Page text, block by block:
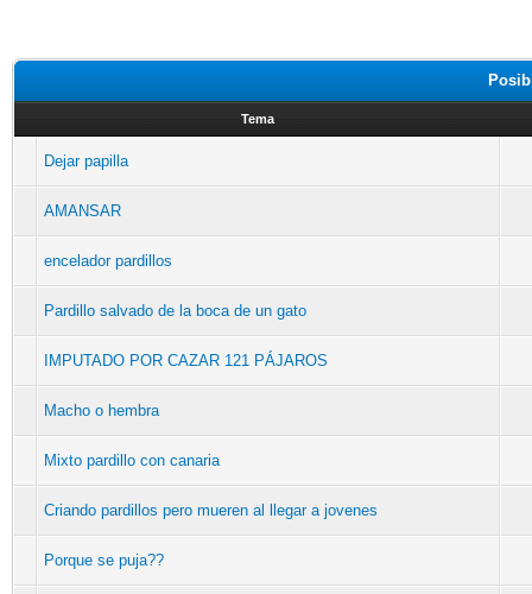
Tema
Dejar papilla
AMANSAR
encelador pardillos
Pardillo salvado de la boca de un gato
IMPUTADO POR CAZAR 121 PÁJAROS
Macho o hembra
Mixto pardillo con canaria
Criando pardillos pero mueren al llegar a jovenes
Porque se puja??